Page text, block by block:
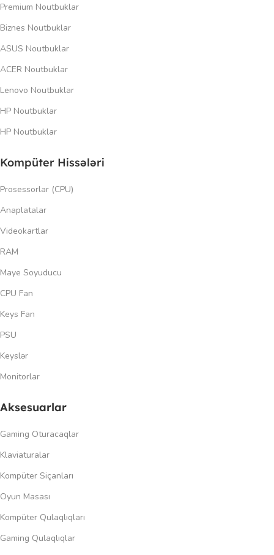
Premium Noutbuklar
Biznes Noutbuklar
ASUS Noutbuklar
ACER Noutbuklar
Lenovo Noutbuklar
HP Noutbuklar
HP Noutbuklar
Kompüter Hissələri
Prosessorlar (CPU)
Anaplatalar
Videokartlar
RAM
Maye Soyuducu
CPU Fan
Keys Fan
PSU
Keyslər
Monitorlar
Aksesuarlar
Gaming Oturacaqlar
Klaviaturalar
Kompüter Siçanları
Oyun Masası
Kompüter Qulaqlıqları
Gaming Qulaqlıqlar